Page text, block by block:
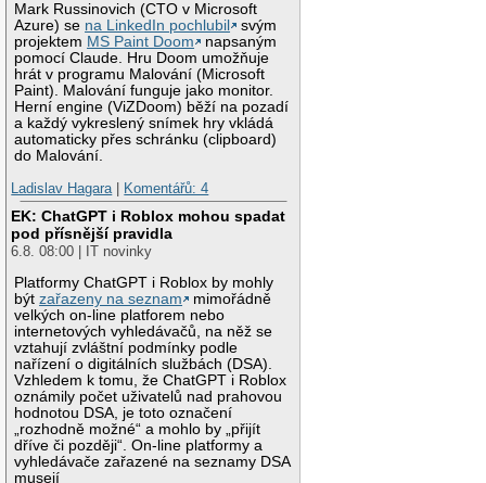
Mark Russinovich (CTO v Microsoft
Azure) se na LinkedIn pochlubil
svým
projektem MS Paint Doom
napsaným
pomocí Claude. Hru Doom umožňuje
hrát v programu Malování (Microsoft
Paint). Malování funguje jako monitor.
Herní engine (ViZDoom) běží na pozadí
a každý vykreslený snímek hry vkládá
automaticky přes schránku (clipboard)
do Malování.
Ladislav Hagara | Komentářů: 4
EK: ChatGPT i Roblox mohou spadat
pod přísnější pravidla
6.8. 08:00 | IT novinky
Platformy ChatGPT i Roblox by mohly
býtzařazeny na seznam
mimořádně
velkých on-line platforem nebo
internetových vyhledávačů, na něž se
vztahují zvláštní podmínky podle
nařízení o digitálních službách (DSA).
Vzhledem k tomu, že ChatGPT i Roblox
oznámily počet uživatelů nad prahovou
hodnotou DSA, je toto označení
„rozhodně možné“ a mohlo by „přijít
dříve či později“. On-line platformy a
vyhledávače zařazené na seznamy DSA
musejí